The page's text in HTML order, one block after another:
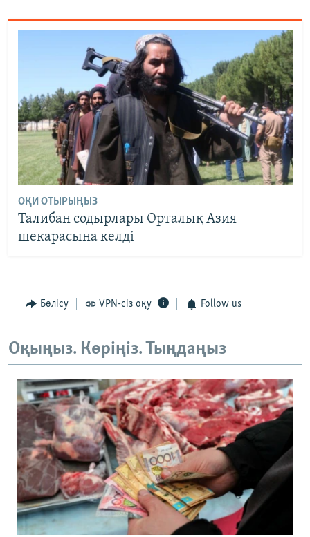
ОҚИ ОТЫРЫҢЫЗ
Талибан содырлары Орталық Азия
шекарасына келді
Бөлісу VPN-сіз оқу Follow us
Оқыңыз. Көріңіз. Тыңдаңыз